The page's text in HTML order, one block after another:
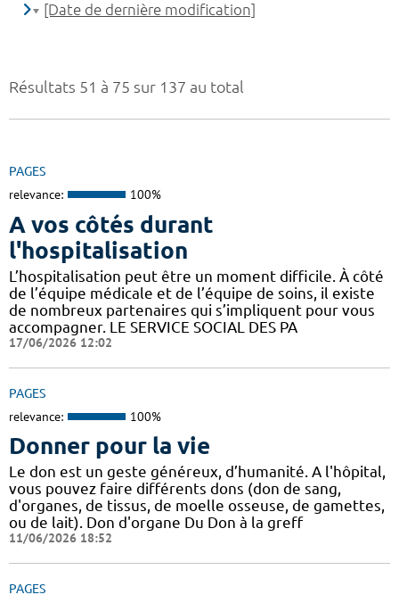
Résultats 51 à 75 sur 137 au total
PAGES
relevance: 100%
A vos côtés durant
l'hospitalisation
L’hospitalisation peut être un moment difficile. À côté
de l’équipe médicale et de l’équipe de soins, il existe
de nombreux partenaires qui s’impliquent pour vous
accompagner. LE SERVICE SOCIAL DES PA
17/06/2026 12:02
PAGES
relevance: 100%
Donner pour la vie
Le don est un geste généreux, d’humanité. A l'hôpital,
vous pouvez faire différents dons (don de sang,
d'organes, de tissus, de moelle osseuse, de gamettes,
ou de lait). Don d'organe Du Don à la greff
11/06/2026 18:52
PAGES
[Date de dernière modification]